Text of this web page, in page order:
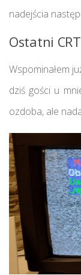
nadejścia
Ostatni
Wspominałem
dziś gości u
ozdoba, ale